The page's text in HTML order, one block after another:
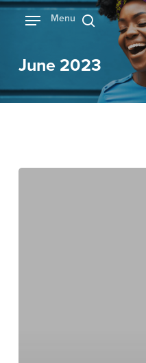
بحث
Menu
June 2023